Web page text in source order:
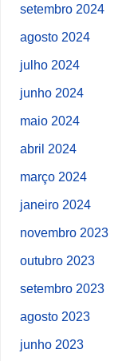
setembro 2024
agosto 2024
julho 2024
junho 2024
maio 2024
abril 2024
março 2024
janeiro 2024
novembro 2023
outubro 2023
setembro 2023
agosto 2023
junho 2023